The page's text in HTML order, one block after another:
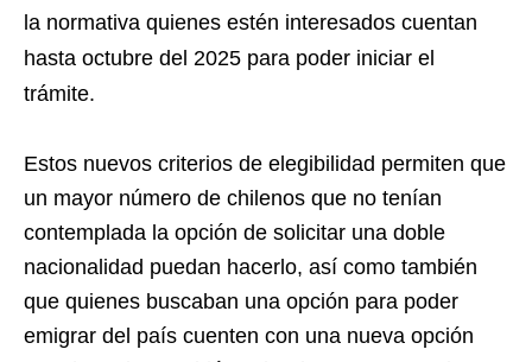
la normativa quienes estén interesados cuentan
hasta octubre del 2025 para poder iniciar el
trámite.
Estos nuevos criterios de elegibilidad permiten que
un mayor número de chilenos que no tenían
contemplada la opción de solicitar una doble
nacionalidad puedan hacerlo, así como también
que quienes buscaban una opción para poder
emigrar del país cuenten con una nueva opción